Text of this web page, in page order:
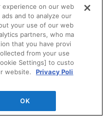
experience on our web
and to analyze our
your use of our web
partners, who ma
that you have provi
from your use
Settings] to custo
website.
Privacy Poli
OK